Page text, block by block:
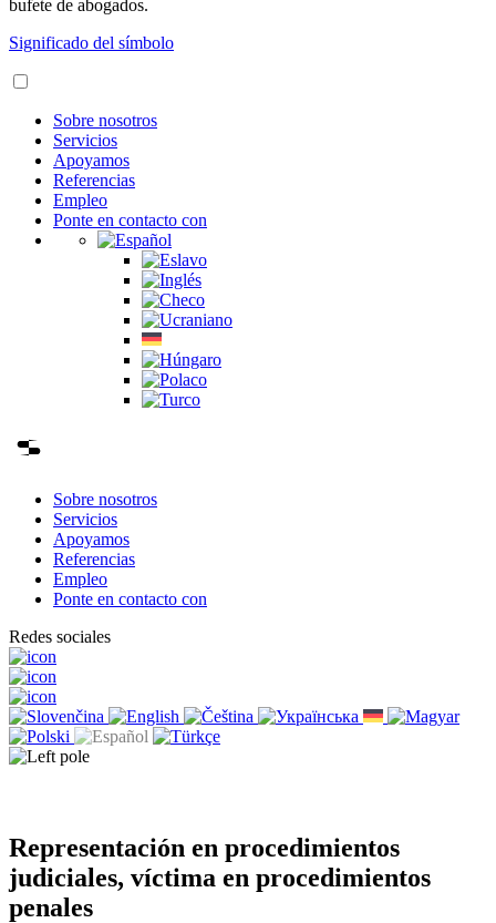
bufete de abogados.
Significado del símbolo
Sobre nosotros
Servicios
Apoyamos
Referencias
Empleo
Ponte en contacto con
Sobre nosotros
Servicios
Apoyamos
Referencias
Empleo
Ponte en contacto con
Redes sociales
Representación en procedimientos
judiciales, víctima en procedimientos
penales